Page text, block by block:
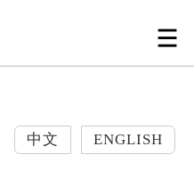
中文 ENGLISH